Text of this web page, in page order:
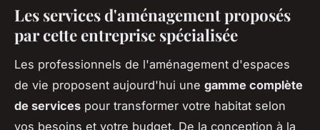
Les services d'aménagement proposés
par cette entreprise spécialisée
Les professionnels de l'aménagement d'espaces
de vie proposent aujourd'hui une gamme complète
de services pour transformer votre habitat selon
vos besoins et votre budget. De la conception à la